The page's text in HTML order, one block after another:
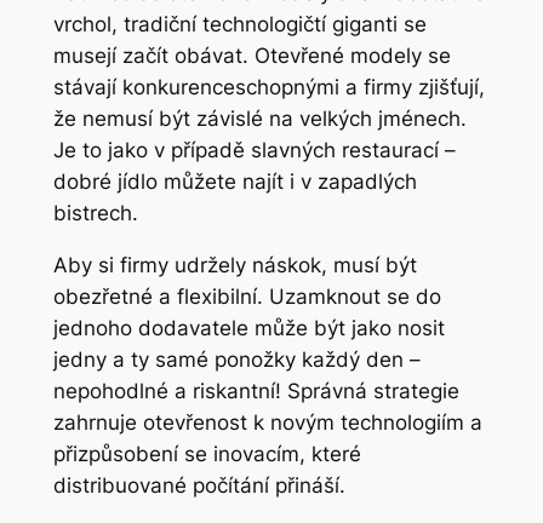
vrchol, tradiční technologičtí giganti se
musejí začít obávat. Otevřené modely se
stávají konkurenceschopnými a firmy zjišťují,
že nemusí být závislé na velkých jménech.
Je to jako v případě slavných restaurací –
dobré jídlo můžete najít i v zapadlých
bistrech.
Aby si firmy udržely náskok, musí být
obezřetné a flexibilní. Uzamknout se do
jednoho dodavatele může být jako nosit
jedny a ty samé ponožky každý den –
nepohodlné a riskantní! Správná strategie
zahrnuje otevřenost k novým technologiím a
přizpůsobení se inovacím, které
distribuované počítání přináší.